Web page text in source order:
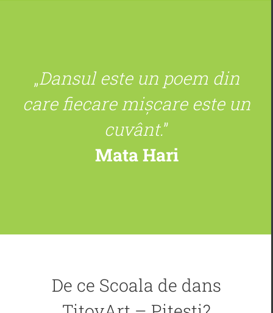
„Dansul este un poem din
care fiecare mișcare este un
cuvânt.”
Mata Hari
De ce Scoala de dans